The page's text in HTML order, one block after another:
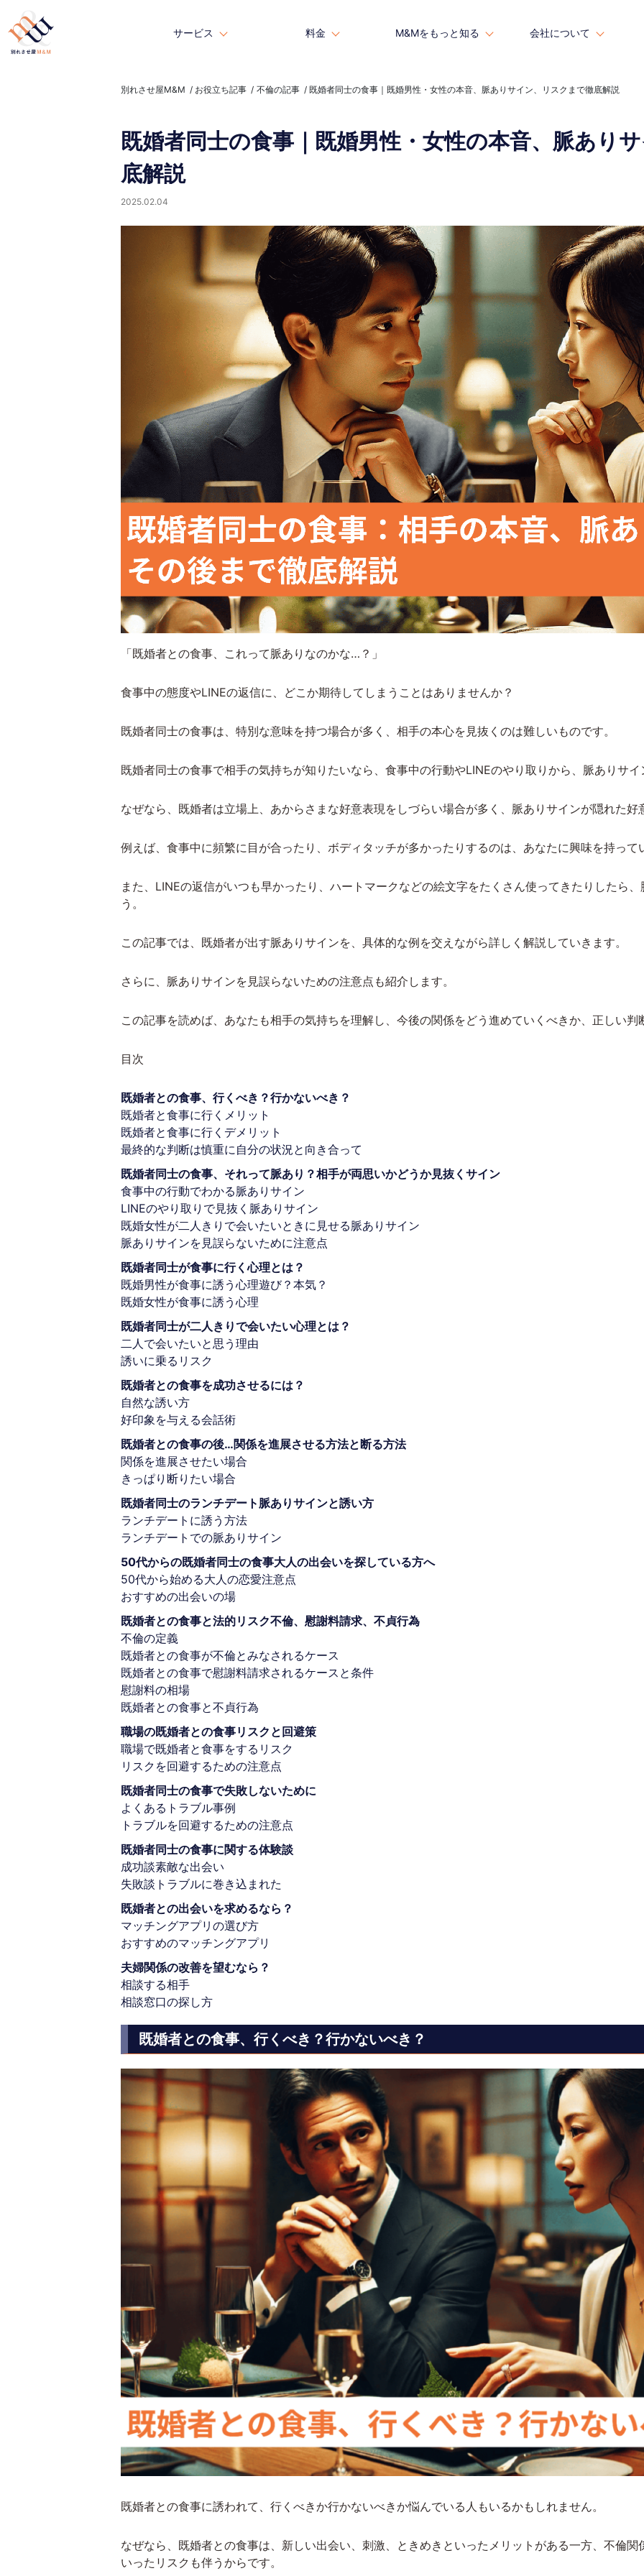
サービス 料金 M&Mをもっと知る 会社について
サービス 料金 M&Mをもっと知る 会社について
別れさせ屋M&M お役立ち記事 不倫の記事 既婚者同士の食事｜既婚男性・女性の本音、脈ありサイン、リスクまで徹底解説
既婚者同士の食事｜既婚男性・女性の本音、脈あり
底解説
2025.02.04
「既婚者との食事、これって脈ありなのかな…？」
食事中の態度やLINEの返信に、どこか期待してしまうことはありませんか？
既婚者同士の食事は、特別な意味を持つ場合が多く、相手の本心を見抜くのは難しいものです。
既婚者同士の食事で相手の気持ちが知りたいなら、食事中の行動やLINEのやり取りから、脈ありサイ
なぜなら、既婚者は立場上、あからさまな好意表現をしづらい場合が多く、脈ありサインが隠れた好
例えば、食事中に頻繁に目が合ったり、ボディタッチが多かったりするのは、あなたに興味を持って
また、LINEの返信がいつも早かったり、ハートマークなどの絵文字をたくさん使ってきたりしたら
う。
この記事では、既婚者が出す脈ありサインを、具体的な例を交えながら詳しく解説していきます。
さらに、脈ありサインを見誤らないための注意点も紹介します。
この記事を読めば、あなたも相手の気持ちを理解し、今後の関係をどう進めていくべきか、正しい判
目次
既婚者との食事、行くべき？行かないべき？
既婚者と食事に行くメリット
既婚者と食事に行くデメリット
最終的な判断は慎重に自分の状況と向き合って
既婚者同士の食事、それって脈あり？相手が両思いかどうか見抜くサイン
食事中の行動でわかる脈ありサイン
LINEのやり取りで見抜く脈ありサイン
既婚女性が二人きりで会いたいときに見せる脈ありサイン
脈ありサインを見誤らないために注意点
既婚者同士が食事に行く心理とは？
既婚男性が食事に誘う心理遊び？本気？
既婚女性が食事に誘う心理
既婚者同士が二人きりで会いたい心理とは？
二人で会いたいと思う理由
誘いに乗るリスク
既婚者との食事を成功させるには？
自然な誘い方
好印象を与える会話術
既婚者との食事の後…関係を進展させる方法と断る方法
関係を進展させたい場合
きっぱり断りたい場合
既婚者同士のランチデート脈ありサインと誘い方
ランチデートに誘う方法
ランチデートでの脈ありサイン
50代からの既婚者同士の食事大人の出会いを探している方へ
50代から始める大人の恋愛注意点
おすすめの出会いの場
既婚者との食事と法的リスク不倫、慰謝料請求、不貞行為
不倫の定義
既婚者との食事が不倫とみなされるケース
既婚者との食事で慰謝料請求されるケースと条件
慰謝料の相場
既婚者との食事と不貞行為
職場の既婚者との食事リスクと回避策
職場で既婚者と食事をするリスク
リスクを回避するための注意点
既婚者同士の食事で失敗しないために
よくあるトラブル事例
トラブルを回避するための注意点
既婚者同士の食事に関する体験談
成功談素敵な出会い
失敗談トラブルに巻き込まれた
既婚者との出会いを求めるなら？
マッチングアプリの選び方
おすすめのマッチングアプリ
夫婦関係の改善を望むなら？
相談する相手
相談窓口の探し方
既婚者との食事、行くべき？行かないべき？
既婚者との食事に誘われて、行くべきか行かないべきか悩んでいる人もいるかもしれません。
なぜなら、既婚者との食事は、新しい出会い、刺激、ときめきといったメリットがある一方、不倫
いったリスクも伴うからです。